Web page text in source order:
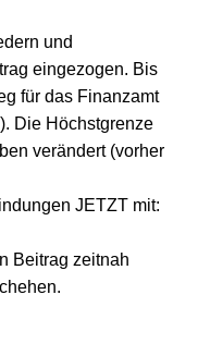
und
eingezogen. Bis
für das Finanzamt
Die Höchstgrenze
verändert (vorher
JETZT mit:
Beitrag zeitnah